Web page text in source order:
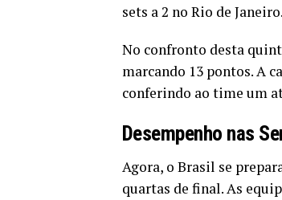
sets a 2 no Rio de Janeiro.
No confronto desta
marcando 13 pontos. A
conferindo ao time um
Desempenho nas
Agora, o Brasil se
quartas de final. As